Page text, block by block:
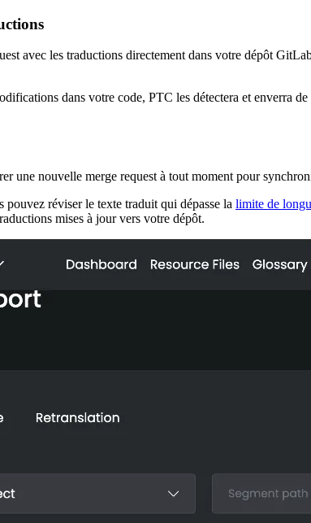
avec les traductions directement dans votre dépôt
dans votre code, PTC les détectera et enverra
une nouvelle merge request à tout moment pour
pouvez réviser le texte traduit qui dépasse la limite de
mises à jour vers votre dépôt.